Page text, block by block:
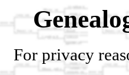
For privacy